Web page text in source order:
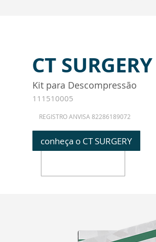
CT SURGERY
Kit para Descompressão
111510005
REGISTRO ANVISA 82286189072
conheça o CT SURGERY